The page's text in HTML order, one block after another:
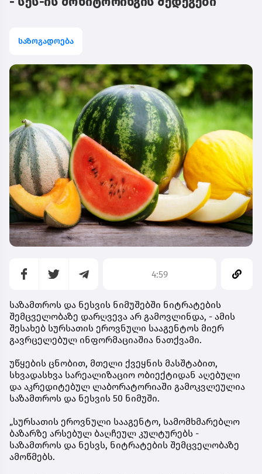
საზოგადოება
4:59
საზამთროს და ნესვის ნიმუშებში ნიტრატების
შემცველობაზე დარღვევა არ გამოვლინდა, - ამის
შესახებ სურსათის ეროვნული სააგენტოს მიერ
გავრცელებულ ინფორმაციაშია ნათქვამი.
უწყების ცნობით, მთელი ქვეყნის მასშტაბით,
სხვადასხვა სარეალიზაციო ობიექტიდან აღებული
და აკრედიტებულ ლაბორატორიაში გამოკვლეულია
საზამთროს და ნესვის 50 ნიმუში.
„სურსათის ეროვნული სააგენტო, სამომხმარებლო
ბაზარზე არსებულ ბაღჩეულ კულტურებს -
საზამთროს და ნესვს, ნიტრატების შემცველობაზე
ამოწმებს.